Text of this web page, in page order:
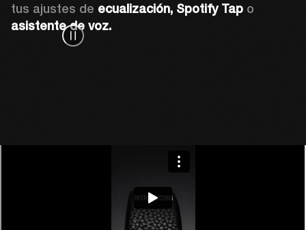
tus ajustes de ecualización, Spotify Tap
asistente de voz.